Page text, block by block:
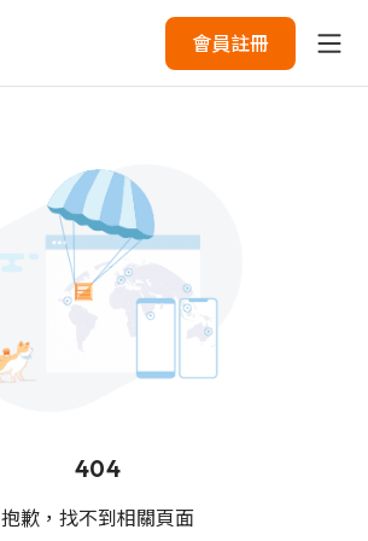
會員註冊
404
抱歉，找不到相關頁面